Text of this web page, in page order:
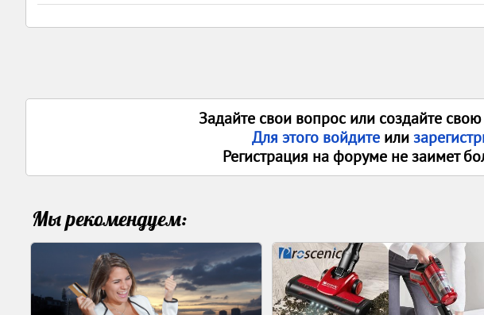
Задайте свои вопрос или создайте
Для этого войдите или
Регистрация на форуме не заимет
Мы рекомендуем: